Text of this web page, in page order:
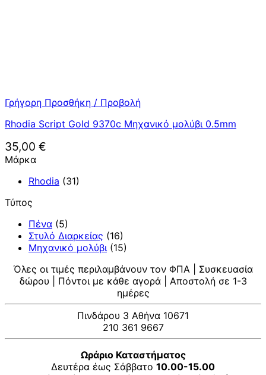
Γρήγορη Προσθήκη / Προβολή
Rhodia Script Gold 9370c Μηχανικό μολύβι 0.5mm
35,00 €
Μάρκα
Rhodia (31)
Τύπος
Πένα (5)
Στυλό Διαρκείας (16)
Μηχανικό μολύβι (15)
Όλες οι τιμές περιλαμβάνουν τον ΦΠΑ | Συσκευασία
δώρου | Πόντοι με κάθε αγορά | Αποστολή σε 1-3
ημέρες
Πινδάρου 3 Αθήνα 10671
210 361 9667
Ωράριο Καταστήματος
Δευτέρα έως Σάββατο 10.00-15.00